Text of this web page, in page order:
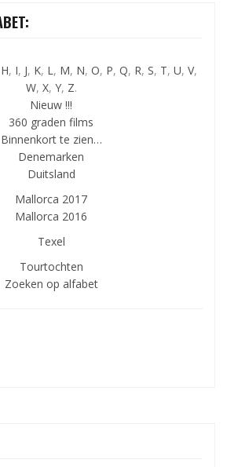
H, I, J, K, L, M, N, O, P, Q, R, S, T, U, V,
W, X, Y, Z.
Nieuw !!!
360 graden films
Binnenkort te zien…
Denemarken
Duitsland
Mallorca 2017
Mallorca 2016
Texel
Tourtochten
Zoeken op alfabet